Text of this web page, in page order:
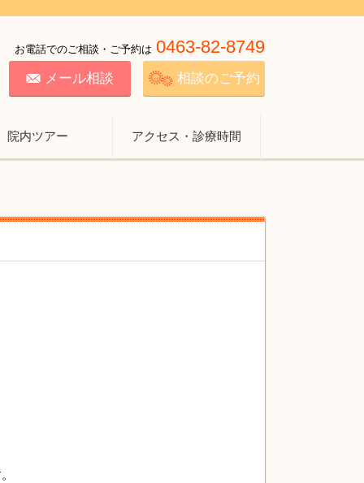
お電話でのご相談・ご予約は 0463-82-8749
メール相談 相談のご予約
院内ツアー アクセス・診療時間